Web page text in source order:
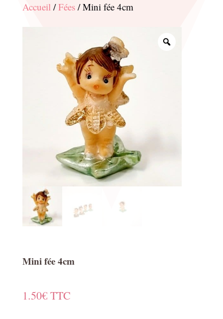
Accueil/Fées/ Mini fée 4cm
Mini fée 4cm
1.50€ TTC